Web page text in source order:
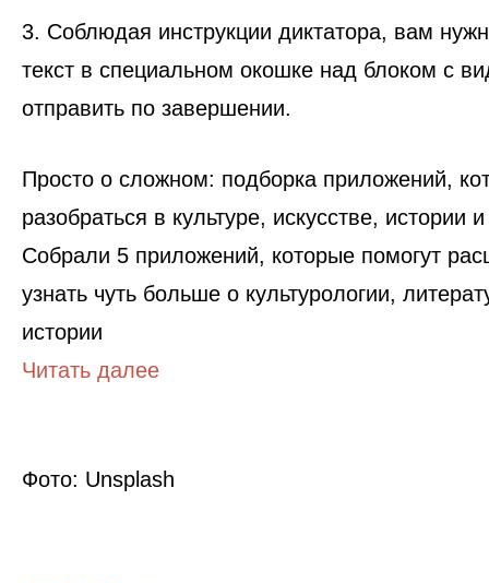
3. Соблюдая инструкции диктатора, вам
текст в специальном окошке над блоком с
отправить по завершении.
Просто о сложном: подборка приложений,
разобраться в культуре, искусстве, истории
Собрали 5 приложений, которые помогут
узнать чуть больше о культурологии,
истории
Читать далее
Фото: Unsplash